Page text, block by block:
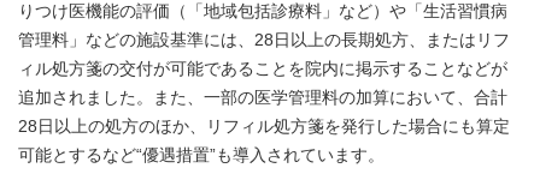
りつけ医機能の評価（「地域包括診療料」など）や「生活習慣病
管理料」などの施設基準には、28日以上の長期処方、またはリフ
ィル処方箋の交付が可能であることを院内に掲示することなどが
追加されました。また、一部の医学管理料の加算において、合計
28日以上の処方のほか、リフィル処方箋を発行した場合にも算定
可能とするなど“優遇措置”も導入されています。